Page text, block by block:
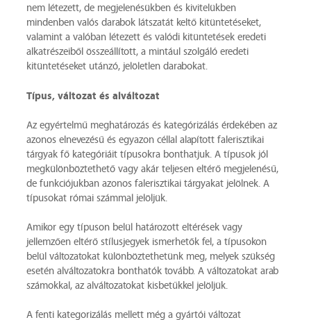
nem létezett, de megjelenésükben és kivitelükben
mindenben valós darabok látszatát keltő kitüntetéseket,
valamint a valóban létezett és valódi kitüntetések eredeti
alkatrészeiből összeállított, a mintául szolgáló eredeti
kitüntetéseket utánzó, jelöletlen darabokat.
Típus, változat és alváltozat
Az egyértelmű meghatározás és kategórizálás érdekében az
azonos elnevezésű és egyazon céllal alapított falerisztikai
tárgyak fő kategóriáit típusokra bonthatjuk. A típusok jól
megkülönböztethető vagy akár teljesen eltérő megjelenésű,
de funkciójukban azonos falerisztikai tárgyakat jelölnek. A
típusokat római számmal jelöljük.
Amikor egy típuson belül határozott eltérések vagy
jellemzően eltérő stílusjegyek ismerhetők fel, a típusokon
belül változatokat különböztethetünk meg, melyek szükség
esetén alváltozatokra bonthatók tovább. A változatokat arab
számokkal, az alváltozatokat kisbetűkkel jelöljük.
A fenti kategorizálás mellett még a gyártói változat